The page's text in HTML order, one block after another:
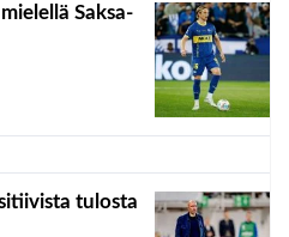
Saksa-
tulosta